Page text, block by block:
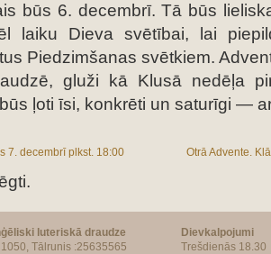
būs 6. decembrī. Tā būs
laiku Dieva svētībai, lai
Piedzimšanas svētkiem.
gluži kā Klusā nedēļa
ļoti īsi, konkrēti un saturīgi —
7. decembrī plkst. 18:00 Otrā Advente.
luteriskā draudze
Tālrunis :25635565
Dievkalpojumi
Trešdienās 18.30